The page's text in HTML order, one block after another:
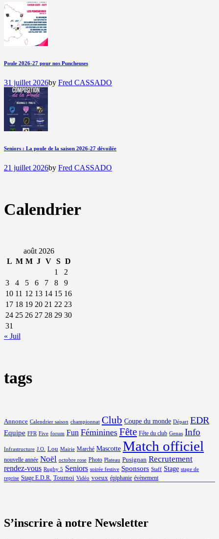
Poule 2026-27 pour nos Puncheuses
31 juillet 2026by Fred CASSADO
Seniors : La poule de la saison 2026-27 dévoilée
21 juillet 2026by Fred CASSADO
Calendrier
août 2026
L M M J V S D
1
2
3
4 5 6 7 8
9
10 11 12 13 14 15 16
17 18 19 20 21 22 23
24 25 26 27 28 29 30
31
« Juil
tags
Annonce Calendrier saison championnat Club Coupe du monde Départ EDR
Equipe FFR Five forum Fun Féminines Fête Fête du club Genas Info
Infrastructure J.O. Lou Mairie Marché Mascotte Match officiel
nouvelle année Noël octobre rose Photo Plateau Pusignan Recrutement
rendez-vous Rugby 5 Seniors soirée festive Sponsors Staff Stage stage de
reprise Stage E.D.R. Tournoi Vidéo voeux épiphanie évènement
S’inscrire à notre Newsletter